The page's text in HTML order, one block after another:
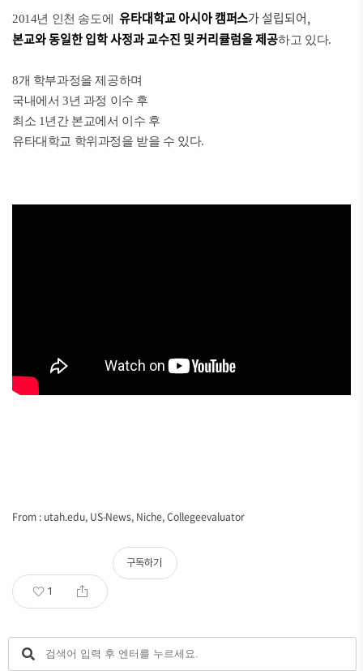
2014년 인천 송도에 유타대학교 아시아 캠퍼스가 설립되어,
본교와 동일한입학 사정과 교수진 및 커리큘럼을 제공하고 있다.
8개 학부과정을 제공하며
국내에서 3년 과정 이수 후
최소 1년간 본교에서 이수 후
유타대학교 학위과정을 받을 수 있다.
From : utah.edu, US-News, Niche, Collegeevaluator
1
구독하기